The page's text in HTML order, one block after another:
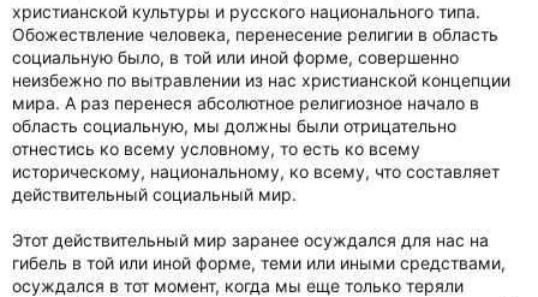
христианской культуры и русского национального типа.
Обожествление человека, перенесение религии в область
социальную было, в той или иной форме, совершенно
неизбежно по вытравлении из нас христианской концепции
мира. А раз перенеся абсолютное религиозное начало в
область социальную, мы должны были отрицательно
отнестись ко всему условному, то есть ко всему
историческому, национальному, ко всему, что составляет
действительный социальный мир.
Этот действительный мир заранее осуждался для нас на
гибель в той или иной форме, теми или иными средствами,
осуждался в тот момент, когда мы еще только теряли